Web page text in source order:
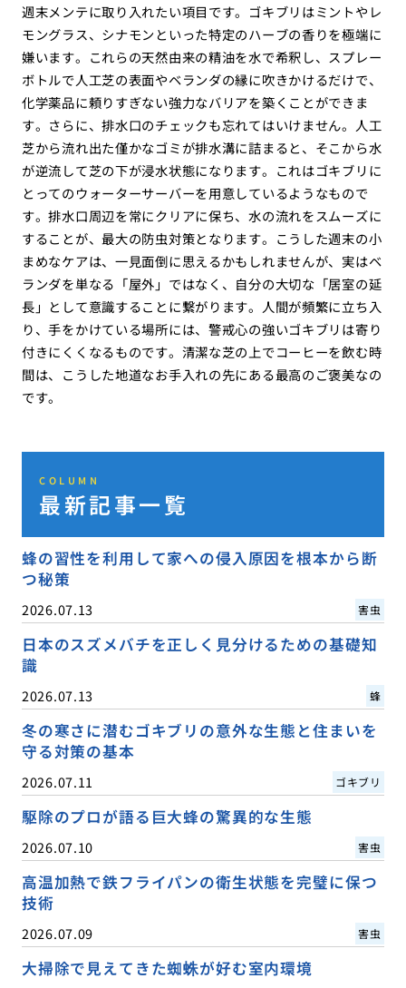
週末メンテに取り入れたい項目です。ゴキブリはミントやレ
モングラス、シナモンといった特定のハーブの香りを極端に
嫌います。これらの天然由来の精油を水で希釈し、スプレー
ボトルで人工芝の表面やベランダの縁に吹きかけるだけで、
化学薬品に頼りすぎない強力なバリアを築くことができま
す。さらに、排水口のチェックも忘れてはいけません。人工
芝から流れ出た僅かなゴミが排水溝に詰まると、そこから水
が逆流して芝の下が浸水状態になります。これはゴキブリに
とってのウォーターサーバーを用意しているようなもので
す。排水口周辺を常にクリアに保ち、水の流れをスムーズに
することが、最大の防虫対策となります。こうした週末の小
まめなケアは、一見面倒に思えるかもしれませんが、実はベ
ランダを単なる「屋外」ではなく、自分の大切な「居室の延
長」として意識することに繋がります。人間が頻繁に立ち入
り、手をかけている場所には、警戒心の強いゴキブリは寄り
付きにくくなるものです。清潔な芝の上でコーヒーを飲む時
間は、こうした地道なお手入れの先にある最高のご褒美なの
です。
COLUMN
最新記事一覧
蜂の習性を利用して家への侵入原因を根本から断
つ秘策
2026.07.13 害虫
日本のスズメバチを正しく見分けるための基礎知
識
2026.07.13 蜂
冬の寒さに潜むゴキブリの意外な生態と住まいを
守る対策の基本
2026.07.11 ゴキブリ
駆除のプロが語る巨大蜂の驚異的な生態
2026.07.10 害虫
高温加熱で鉄フライパンの衛生状態を完璧に保つ
技術
2026.07.09 害虫
大掃除で見えてきた蜘蛛が好む室内環境